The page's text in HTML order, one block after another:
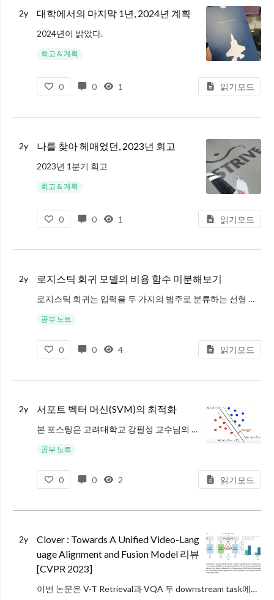
2y 대학에서의 마지막 1년, 2024년 계획
2024년이 밝았다.
2020년, 대학교 2학년으로 진학하며 내 약점인 컴퓨터 공학 기초를 보완하고, 조금이나마 나은 사람이 되어보고자 계획을 남기기 시작한 지 어느새 4년이다. 지금까지 모든 목표를 달성했다고는 할 수 없지만,
회고 & 계획
0 0 1 읽기모드
2y 나를 찾아 헤매었던, 2023년 회고
2023년 1분기 회고
2023년 상반기 회고
코로나로 집에서 1년, 군대에서 2년을 보내고 3년 만에 복귀한
회고 & 계획
0 0 1 읽기모드
2y 로지스틱 회귀 모델의 비용 함수 미분해보기
로지스틱 회귀는 입력을 두 가지의 범주로 분류하는 선형 이진 분류 모델이다.
선형 회귀 식에 로지스틱 함수를 씌워 출력값을 0-1 사이의 확률 값으로 만들어 분류를 수행한다.
공부 노트
0 0 4 읽기모드
2y 서포트 벡터 머신(SVM)의 최적화
본 포스팅은 고려대학교 강필성 교수님의 강의를 참고하여, SVM의 최적화 방법을 다룬 포스팅입니다. SVM의 기본 정의만 궁굼하신 분은 제 이전 포스팅을 참고해주세요!
서포트 벡터 머신은 두 데이터 집합을 나누는 결정 경계의 마진
공부 노트
0 0 2 읽기모드
2y
Clover : Towards A Unified Video-Lang
uage Alignment and Fusion Model 리뷰
[CVPR 2023]
이번 논문은 V-T Retrieval과 VQA 두 downstream task에서 모두 좋은 성능을 보이며, 동시에 효율적인 Universal Video-Language pre-training 방법을 제안한 Clover입니다.